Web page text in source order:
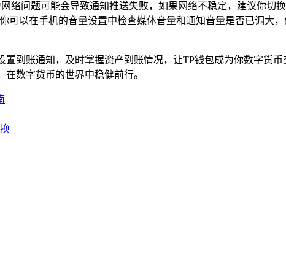
络问题可能会导致通知推送失败，如果网络不稳定，建议你切
可以在手机的音量设置中检查媒体音量和通知音量是否已调大
到账通知，及时掌握资产到账情况，让TP钱包成为你数字货
数字货币的世界中稳健前行。